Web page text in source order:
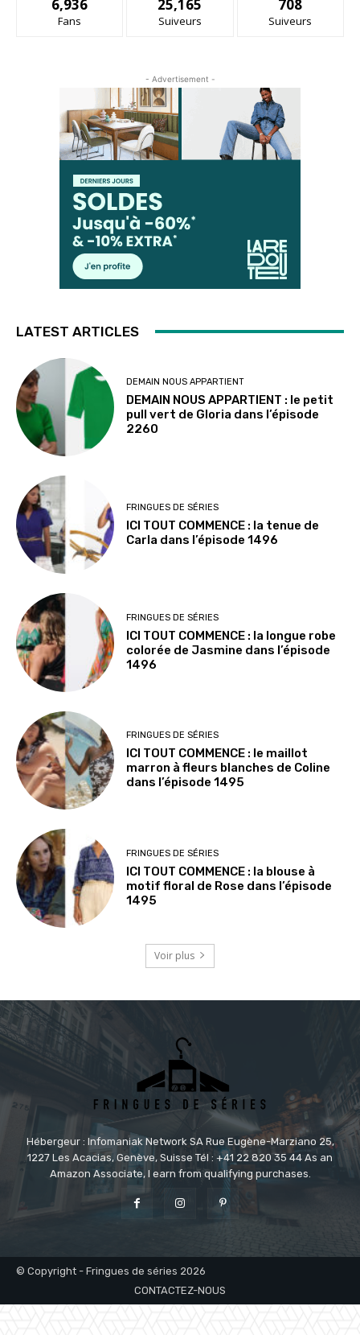
6,936
Fans
25,165
Suiveurs
708
Suiveurs
- Advertisement -
LATEST ARTICLES
DEMAIN NOUS APPARTIENT
DEMAIN NOUS APPARTIENT : le petit
pull vert de Gloria dans l’épisode
2260
FRINGUES DE SÉRIES
ICI TOUT COMMENCE : la tenue de
Carla dans l’épisode 1496
FRINGUES DE SÉRIES
ICI TOUT COMMENCE : la longue robe
colorée de Jasmine dans l’épisode
1496
FRINGUES DE SÉRIES
ICI TOUT COMMENCE : le maillot
marron à fleurs blanches de Coline
dans l’épisode 1495
FRINGUES DE SÉRIES
ICI TOUT COMMENCE : la blouse à
motif floral de Rose dans l’épisode
1495
Voir plus
Hébergeur : Infomaniak Network SA Rue Eugène-Marziano 25,
1227 Les Acacias, Genève, Suisse Tél : +41 22 820 35 44 As an
Amazon Associate, I earn from qualifying purchases.
© Copyright - Fringues de séries 2026
CONTACTEZ-NOUS